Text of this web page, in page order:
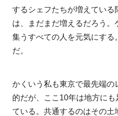
するシェフたちが増えている
は、まだまだ増えるだろう。
集うすべての人を元気にする
だ。
かくいう私も東京で最先端の
的だが、ここ10年は地方に
ている。共通するのはその土